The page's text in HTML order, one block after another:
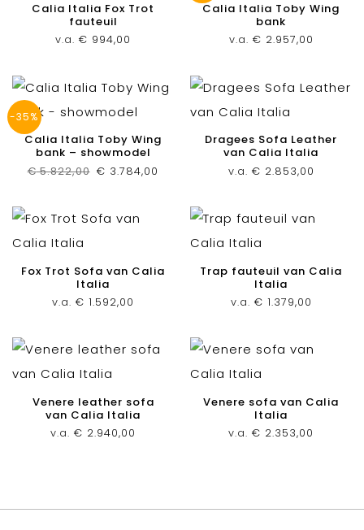
Calia Italia Fox Trot
fauteuil
v.a. € 994,00
Calia Italia Toby Wing
bank
v.a. € 2.957,00
-35%
Calia Italia Toby Wing
bank – showmodel
€5.822,00 Oorspronkelijke
€ 3.784,00
Dragees Sofa Leather
van Calia Italia
v.a. € 2.853,00
Fox Trot Sofa van Calia
Italia
v.a. € 1.592,00
Trap fauteuil van Calia
Italia
v.a. € 1.379,00
Venere leather sofa
van Calia Italia
v.a. € 2.940,00
Venere sofa van Calia
Italia
v.a. € 2.353,00